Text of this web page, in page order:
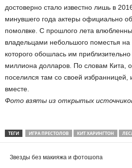
достоверно стало известно лишь в
минувшего года актеры официально
помолвке. С прошлого лета
владельцами небольшого поместья на
которого обошлась им
миллиона долларов. По словам Кита,
поселился там со своей избранницей,
вместе.
Фото взяты из открытых
ТЕГИ ИГРА ПРЕСТОЛОВ КИТ ХАРИНГТОН
Звезды без макияжа и фотошопа